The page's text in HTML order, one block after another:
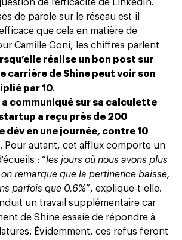
de l’efficacité de LinkedIn.
de parole sur le réseau est-il
que cela en matière de
Camille Goni, les chiffres parlent
réalise un bon post sur
carrière de Shine peut voir son
par 10.
a communiqué sur sa calculette
a reçu près de 200
dév en une journée, contre 10
. Pour autant, cet afflux comporte un
: “les jours où nous avons plus
remarque que la pertinence baisse,
parfois que 0,6%”, explique-t-elle.
un travail supplémentaire car
de Shine essaie de répondre à
Évidemment, ces refus feront